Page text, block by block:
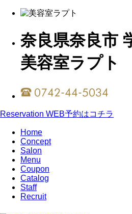
奈良県奈良市
美容室ラプト
Reservation WEB予約はコチラ
Home
Concept
Salon
Menu
Coupon
Catalog
Staff
Recruit